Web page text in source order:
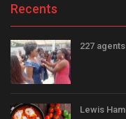
Recents
227
Lewis